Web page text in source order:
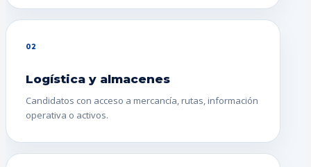
02
Logística y almacenes
Candidatos con acceso a mercancía, rutas, información
operativa o activos.